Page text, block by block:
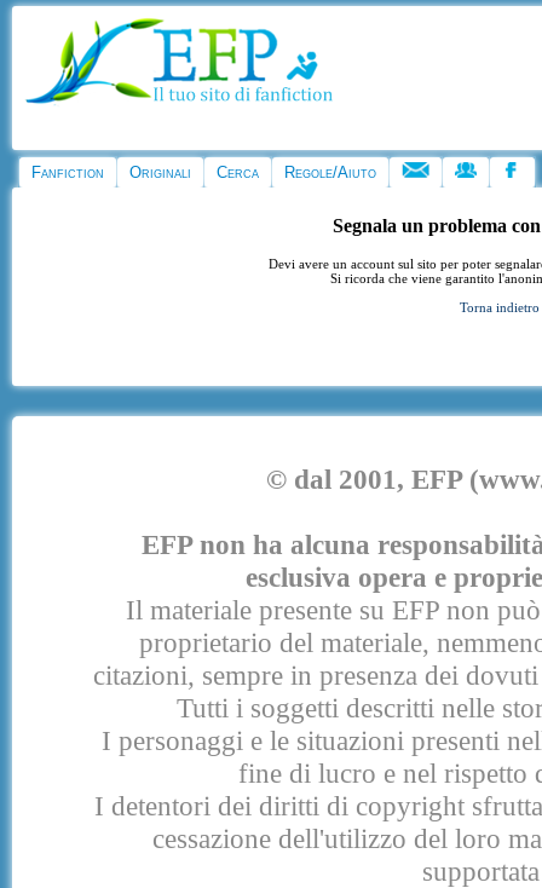
Fanfiction Originali Cerca Regole/Aiuto
Segnala un problema
Devi avere un account sul sito per poter
Si ricorda che viene garantito
Torna indietro
© dal 2001, EFP
EFP non ha alcuna
esclusiva opera e
Il materiale presente su EFP non
proprietario del materiale,
citazioni, sempre in presenza dei
Tutti i soggetti descritti nelle
I personaggi e le situazioni presenti
fine di lucro e nel rispetto
I detentori dei diritti di copyright
cessazione dell'utilizzo del loro